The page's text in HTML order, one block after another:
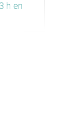
h en